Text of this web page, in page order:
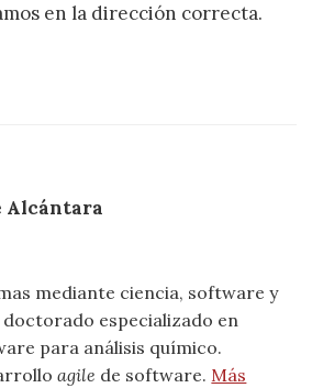
en la dirección correcta.
Alcántara
mediante ciencia, software y
especializado en
para análisis químico.
agile de software. Más